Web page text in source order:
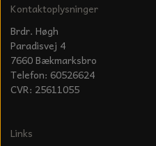
Kontaktoplysninger
Brdr. Høgh
Paradisvej 4
7660 Bækmarksbro
Telefon: 60526624
CVR: 25611055
Links